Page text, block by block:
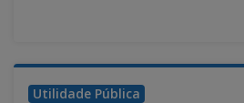
Utilidade Pública